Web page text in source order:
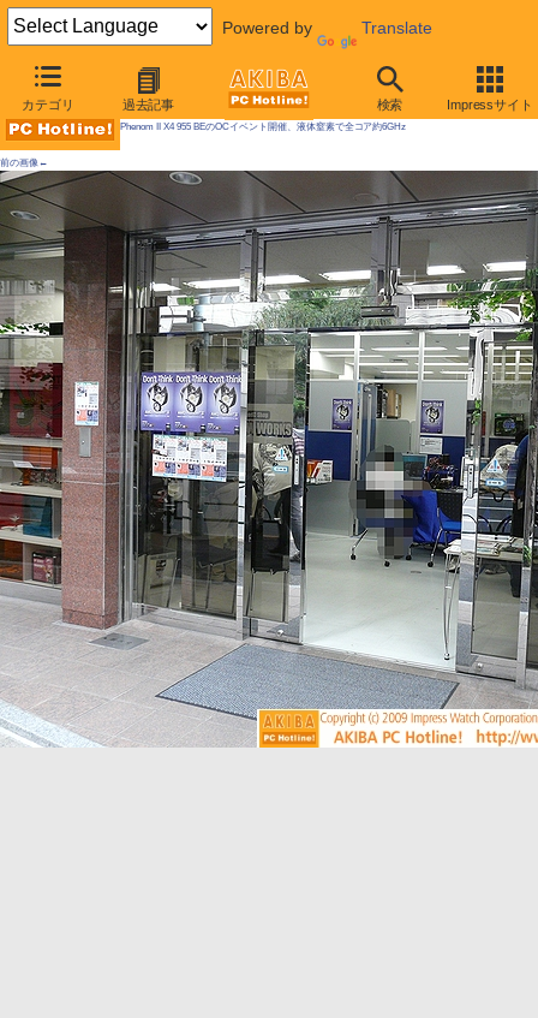
Powered by Translate
カテゴリ 過去記事 検索 Impressサイト
AKIBA PC Hotline! 2009年5月2日号
Phenom II X4 955 BEのOCイベント開催、液体窒素で全コア約6GHz
前の画像←